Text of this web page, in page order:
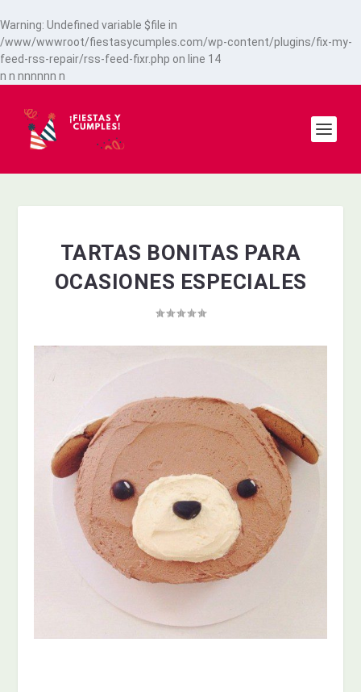
Warning: Undefined variable $file in
/www/wwwroot/fiestasycumples.com/wp-content/plugins/fix-my-
feed-rss-repair/rss-feed-fixr.php on line 14
n n nnnnnn n
TARTAS BONITAS PARA
OCASIONES ESPECIALES